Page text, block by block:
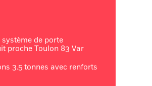
de porte
proche Toulon 83 Var
3.5 tonnes avec renforts